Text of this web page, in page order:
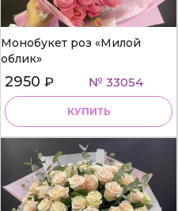
Монобукет роз «Милой
облик»
2950 ₽ № 33054
КУПИТЬ